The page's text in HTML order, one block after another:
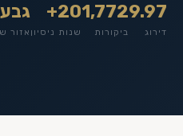
9.97
דירוג
1,772
ביקורות
20+
שנות ניסיון אזור